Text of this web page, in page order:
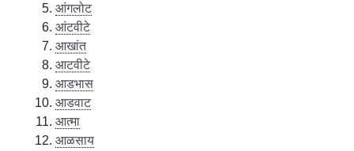
आंगलोट
आंटवीटे
आखांत
आटवीटे
आडभास
आडवाट
आत्मा
आळसाय